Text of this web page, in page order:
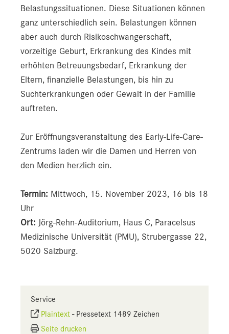
Belastungssituationen. Diese Situationen können
ganz unterschiedlich sein. Belastungen können
aber auch durch Risikoschwangerschaft,
vorzeitige Geburt, Erkrankung des Kindes mit
erhöhten Betreuungsbedarf, Erkrankung der
Eltern, finanzielle Belastungen, bis hin zu
Suchterkrankungen oder Gewalt in der Familie
auftreten.
Zur Eröffnungsveranstaltung des Early-Life-Care-
Zentrums laden wir die Damen und Herren von
den Medien herzlich ein.
Termin: Mittwoch, 15. November 2023, 16 bis 18
Uhr
Ort: Jörg-Rehn-Auditorium, Haus C, Paracelsus
Medizinische Universität (PMU), Strubergasse 22,
5020 Salzburg.
Service
Plaintext - Pressetext 1489 Zeichen
Seite drucken